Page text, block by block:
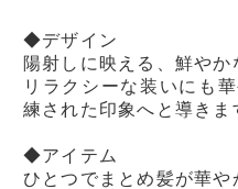
◆デザイン
陽射しに映える、鮮やか
リラクシーな装いにも
練された印象へと導きま
◆アイテム
ひとつでまとめ髪が華や